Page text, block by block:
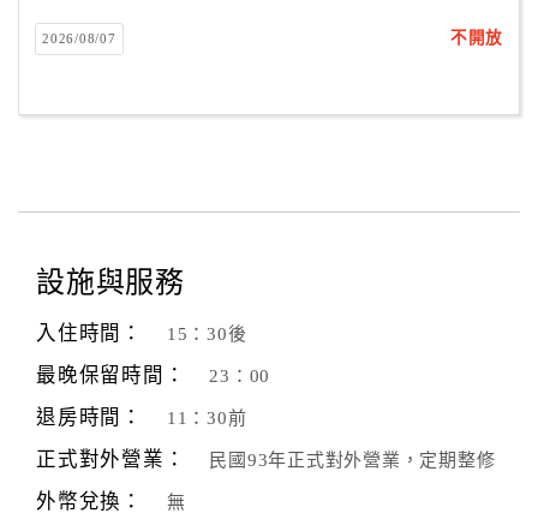
作
作
旅
伴
劃
商
品
2026/08/07 不開放
設施與服務
入住時間： 15：30後
最晚保留時間： 23：00
退房時間： 11：30前
正式對外營業： 民國93年正式對外營業，定期整修
外幣兌換： 無